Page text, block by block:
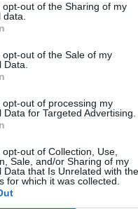
opt-out of the Sharing of my
opt-out of the Sale of my
Data.
opt-out of processing my
Data for Targeted Advertising.
out of Collection, Use,
Sale, and/or Sharing of my
Data that Is Unrelated with the
for which it was collected.
kokį renkasi
sviestą jam
skonis ir kokybė.
sviestą. Jį
mano darbe. Šio
jis kvapnus ir
– pabrėžia
padažo receptas